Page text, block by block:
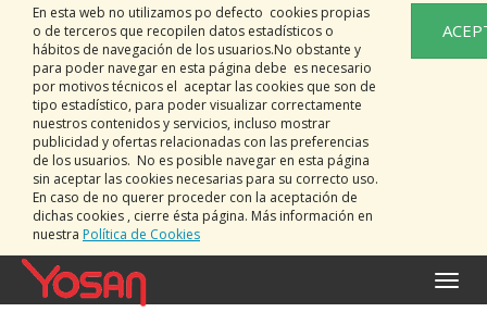
En esta web no utilizamos po defecto cookies propias
o de terceros que recopilen datos estadísticos o
hábitos de navegación de los usuarios.No obstante y
para poder navegar en esta página debe es necesario
por motivos técnicos el aceptar las cookies que son de
tipo estadístico, para poder visualizar correctamente
nuestros contenidos y servicios, incluso mostrar
publicidad y ofertas relacionadas con las preferencias
de los usuarios. No es posible navegar en esta página
sin aceptar las cookies necesarias para su correcto uso.
En caso de no querer proceder con la aceptación de
dichas cookies , cierre ésta página. Más información en
nuestra Política de Cookies
Toggle